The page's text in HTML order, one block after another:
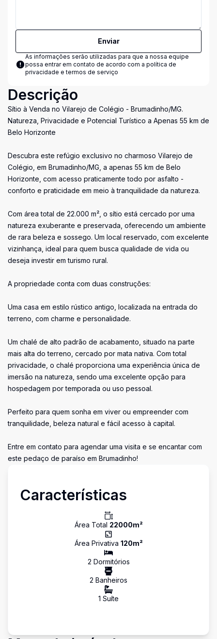
Enviar
As informações serão utilizadas para que a nossa equipe
possa entrar em contato de acordo com a política de
privacidade e termos de serviço
Descrição
Sítio à Venda no Vilarejo de Colégio - Brumadinho/MG.
Natureza, Privacidade e Potencial Turístico a Apenas 55 km de
Belo Horizonte
Descubra este refúgio exclusivo no charmoso Vilarejo de
Colégio, em Brumadinho/MG, a apenas 55 km de Belo
Horizonte, com acesso praticamente todo por asfalto -
conforto e praticidade em meio à tranquilidade da natureza.
Com área total de 22.000 m², o sítio está cercado por uma
natureza exuberante e preservada, oferecendo um ambiente
de rara beleza e sossego. Um local reservado, com excelente
vizinhança, ideal para quem busca qualidade de vida ou
deseja investir em turismo rural.
A propriedade conta com duas construções:
Uma casa em estilo rústico antigo, localizada na entrada do
terreno, com charme e personalidade.
Um chalé de alto padrão de acabamento, situado na parte
mais alta do terreno, cercado por mata nativa. Com total
privacidade, o chalé proporciona uma experiência única de
imersão na natureza, sendo uma excelente opção para
hospedagem por temporada ou uso pessoal.
Perfeito para quem sonha em viver ou empreender com
tranquilidade, beleza natural e fácil acesso à capital.
Entre em contato para agendar uma visita e se encantar com
este pedaço de paraíso em Brumadinho!
Características
Área Total 22000m²
Área Privativa 120m²
2 Dormitórios
2 Banheiros
1 Suíte